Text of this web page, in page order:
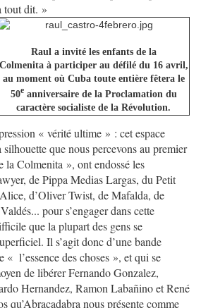
tout dit. »
Raul a invité les enfants de la
Colmenita à participer au défilé du 16 avril,
au moment où Cuba toute entière fêtera le
50eanniversaire de la Proclamation du
caractère socialiste de la Révolution.
« vérité ultime » : cet espace
que nous percevons au premier
la Colmenita », ont endossé les
de Pippa Medias Largas, du Petit
d’Oliver Twist, de Mafalda, de
pour s’engager dans cette
que la plupart des gens se
Il s’agit donc d’une bande
« l’essence des choses », et qui se
de libérer Fernando Gonzalez,
Hernandez, Ramon Labañino et René
qu’Abracadabra nous présente comme